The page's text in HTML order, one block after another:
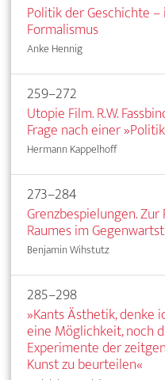
Politik der Geschichte
Formalismus
Anke Hennig
259–272
Utopie Film. R.W.
Frage nach einer
Hermann Kappelhoff
273–284
Grenzbespielungen.
Raumes im
Benjamin Wihstutz
285–298
»Kants Ästhetik, denke
eine Möglichkeit, noch
Experimente der
Kunst zu beurteilen«